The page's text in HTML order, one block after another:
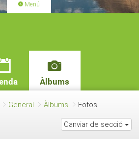
Menú
QUI SOM
Àlbums
General Àlbums Fotos
Canviar de secció